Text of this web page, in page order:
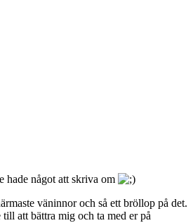
hade något att skriva om
väninnor och så ett bröllop på det.
att bättra mig och ta med er på